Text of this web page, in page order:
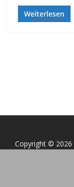
Weiterlesen
Copyright © 2026